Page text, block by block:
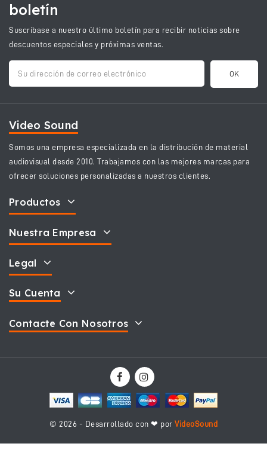
boletín
Suscríbase a nuestro último boletín para recibir noticias sobre
descuentos especiales y próximas ventas.
Video Sound
Somos una empresa especializada en la distribución de material
audiovisual desde 2010. Trabajamos con las mejores marcas para
ofrecer soluciones personalizadas a nuestros clientes.
Productos
Nuestra Empresa
Legal
Su Cuenta
Contacte Con Nosotros
© 2026 - Desarrollado con ❤ por VideoSound